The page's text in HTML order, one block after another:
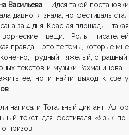
Васильева. – Идея такой постановки
давно, я знала, но фестиваль стал
за 4 дня. Красная площадь – такая
вещи. Роль писателей
правда – это те темы, которые мне
трудный, тяжелый, страшный,
текстов и музыки Рахманинова –
ее, но и найти выход к свету
.
написали Тотальный диктант. Автор
текст для фестиваля «Язык по-
призов.